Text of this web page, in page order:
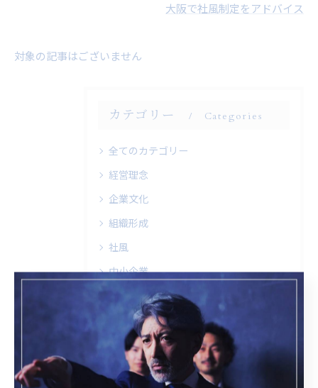
大阪で社風制定をアドバイス
対象の記事はございません
カテゴリー Categories
全てのカテゴリー
経営理念
企業文化
組織形成
社風
中小企業
最近の投稿 Recent Posts